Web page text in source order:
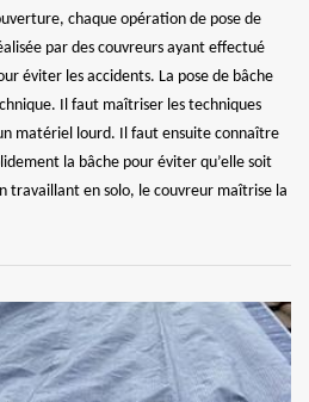
chaque opération de pose de
par des couvreurs ayant effectué
éviter les accidents. La pose de bâche
Il faut maîtriser les techniques
matériel lourd. Il faut ensuite connaître
la bâche pour éviter qu’elle soit
travaillant en solo, le couvreur maîtrise la